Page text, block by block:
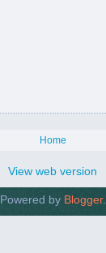
Home
View web version
Powered by Blogger.